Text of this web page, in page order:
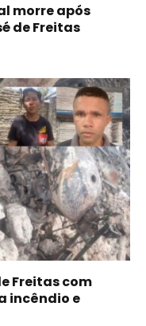
morre após
de Freitas
Freitas com
incêndio e